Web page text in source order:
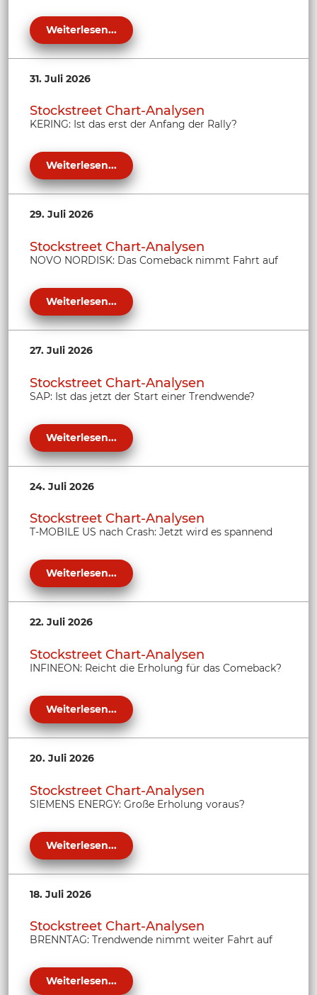
Weiterlesen...
31. Juli 2026
Stockstreet Chart-Analysen
KERING: Ist das erst der Anfang der Rally?
Weiterlesen...
29. Juli 2026
Stockstreet Chart-Analysen
NOVO NORDISK: Das Comeback nimmt Fahrt auf
Weiterlesen...
27. Juli 2026
Stockstreet Chart-Analysen
SAP: Ist das jetzt der Start einer Trendwende?
Weiterlesen...
24. Juli 2026
Stockstreet Chart-Analysen
T-MOBILE US nach Crash: Jetzt wird es spannend
Weiterlesen...
22. Juli 2026
Stockstreet Chart-Analysen
INFINEON: Reicht die Erholung für das Comeback?
Weiterlesen...
20. Juli 2026
Stockstreet Chart-Analysen
SIEMENS ENERGY: Große Erholung voraus?
Weiterlesen...
18. Juli 2026
Stockstreet Chart-Analysen
BRENNTAG: Trendwende nimmt weiter Fahrt auf
Weiterlesen...